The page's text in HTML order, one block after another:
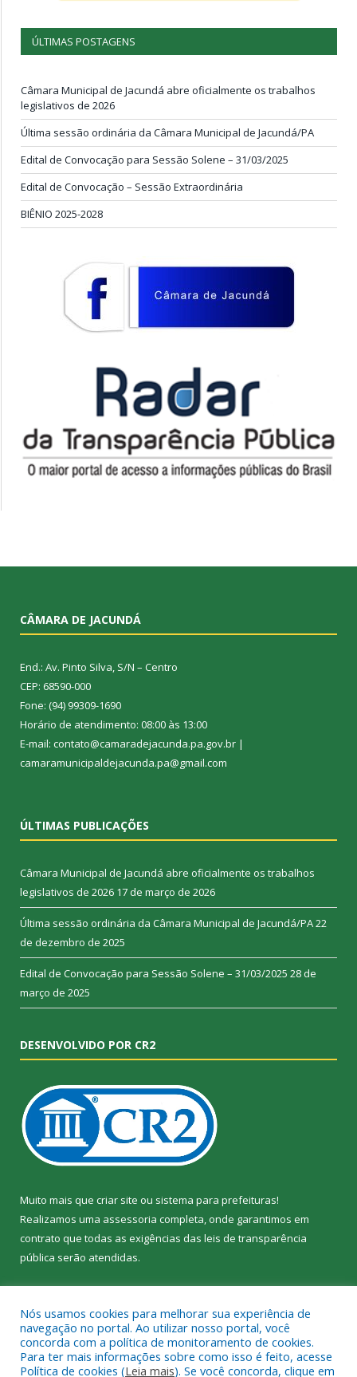
ÚLTIMAS POSTAGENS
Câmara Municipal de Jacundá abre oficialmente os trabalhos
legislativos de 2026
Última sessão ordinária da Câmara Municipal de Jacundá/PA
Edital de Convocação para Sessão Solene – 31/03/2025
Edital de Convocação – Sessão Extraordinária
BIÊNIO 2025-2028
CÂMARA DE JACUNDÁ
End.: Av. Pinto Silva, S/N – Centro
CEP: 68590-000
Fone: (94) 99309-1690
Horário de atendimento: 08:00 às 13:00
E-mail: contato@camaradejacunda.pa.gov.br |
camaramunicipaldejacunda.pa@gmail.com
ÚLTIMAS PUBLICAÇÕES
Câmara Municipal de Jacundá abre oficialmente os trabalhos
legislativos de 2026 17 de março de 2026
Última sessão ordinária da Câmara Municipal de Jacundá/PA22
de dezembro de 2025
Edital de Convocação para Sessão Solene – 31/03/2025 28 de
março de 2025
DESENVOLVIDO POR CR2
Muito mais que criar site ou sistema para prefeituras!
Realizamos uma assessoria completa, onde garantimos em
contrato que todas as exigências das leis de transparência
pública serão atendidas.
Nós usamos cookies para melhorar sua experiência de
navegação no portal. Ao utilizar nosso portal, você
concorda com a política de monitoramento de cookies.
Para ter mais informações sobre como isso é feito, acesse
Política de cookies (Leia mais). Se você concorda, clique em